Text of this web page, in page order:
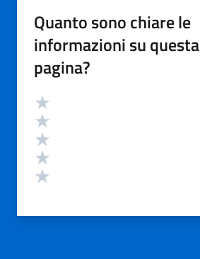
Quanto sono chiare le
informazioni su questa
pagina?
Valutazione